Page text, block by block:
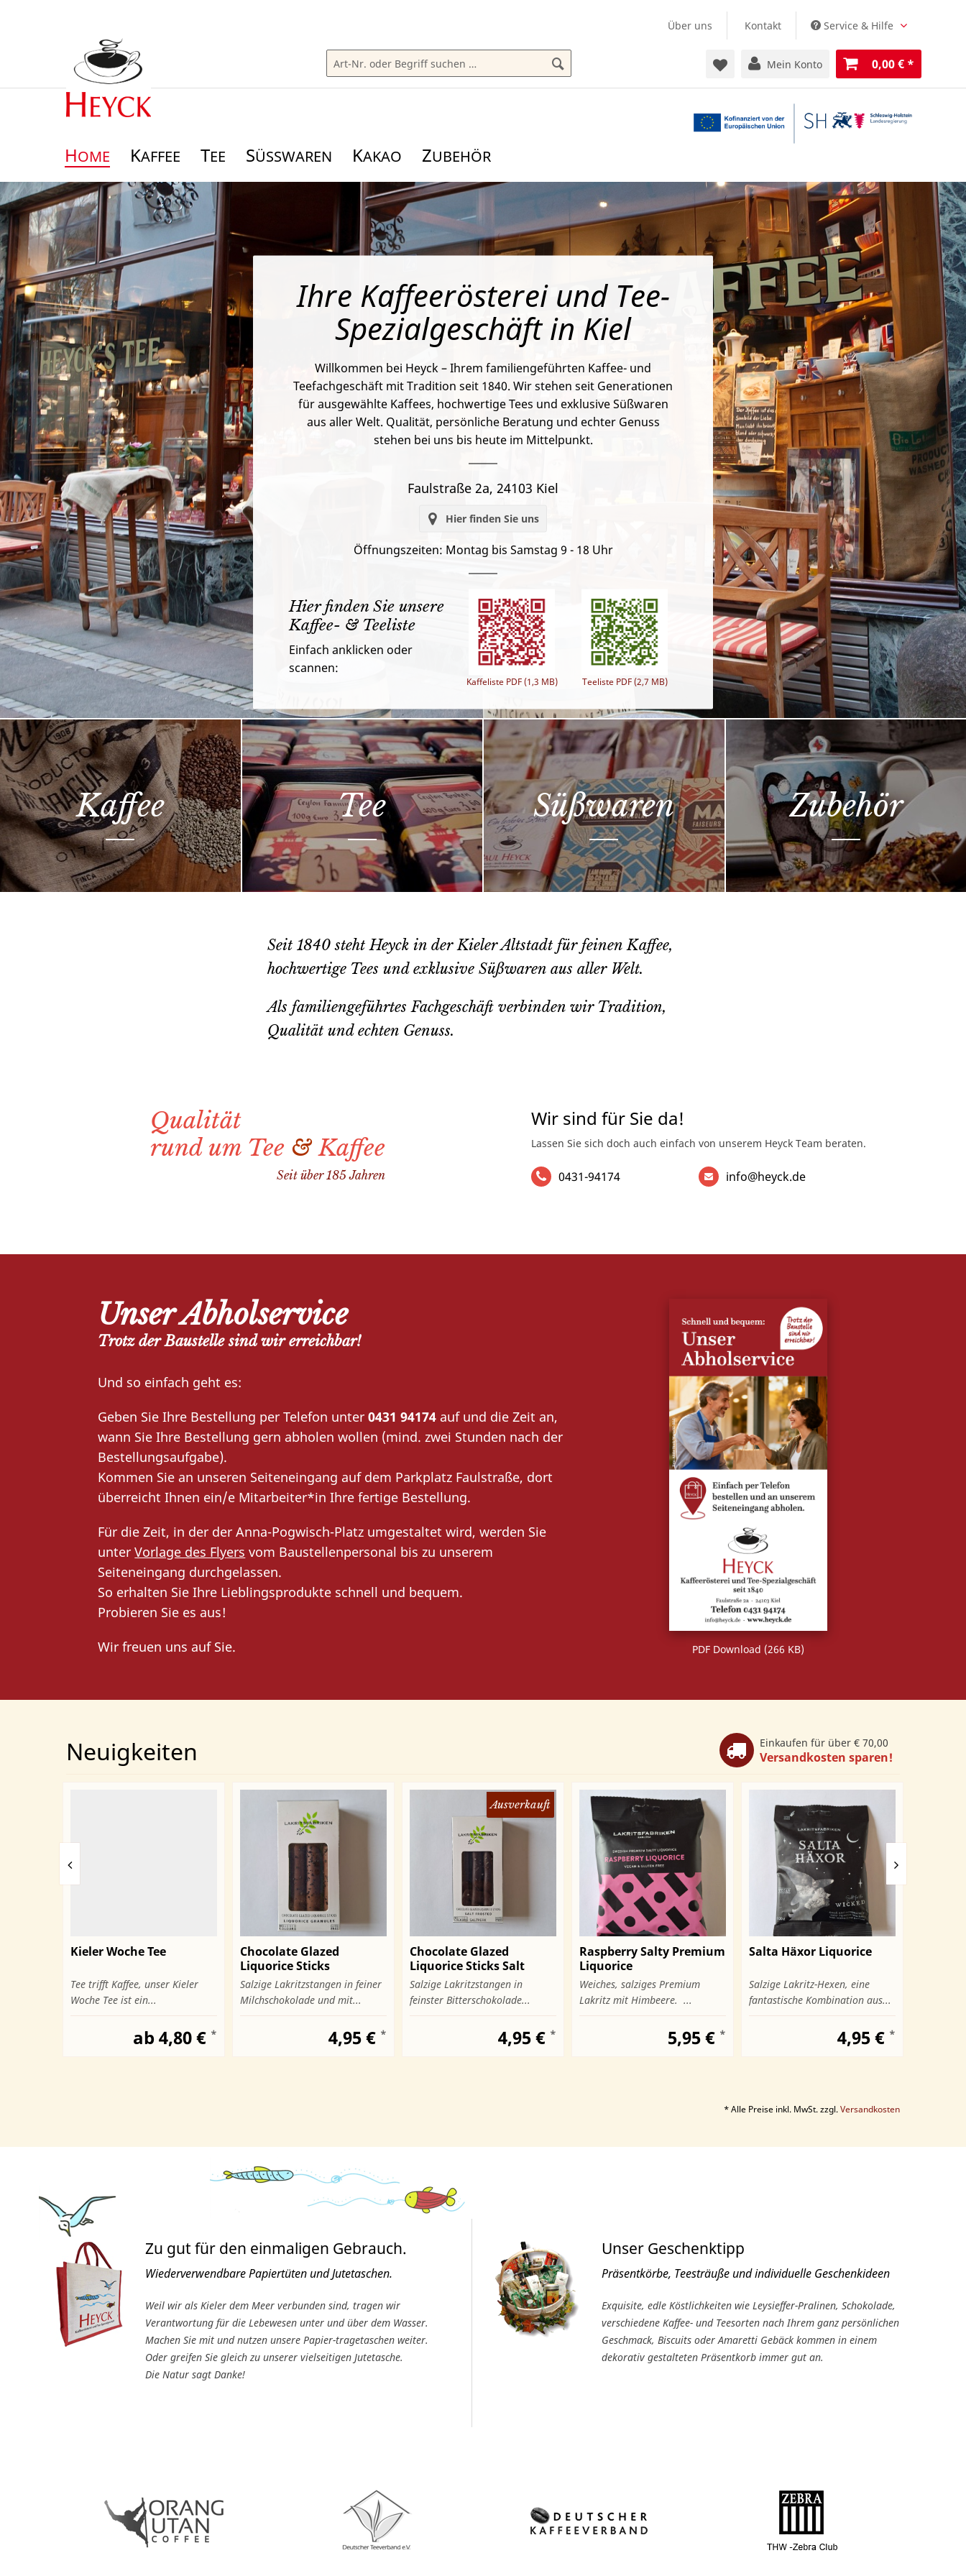
Über uns Kontakt Service & Hilfe
Mein Konto 0,00 € *
HOME KAFFEE TEE SÜSSWAREN KAKAO ZUBEHÖR
Ihre Kaffeerösterei und Tee-
Spezialgeschäft in Kiel
Willkommen bei Heyck – Ihrem familiengeführten Kaffee- und
Teefachgeschäft mit Tradition seit 1840. Wir stehen seit Generationen
für ausgewählte Kaffees, hochwertige Tees und exklusive Süßwaren
aus aller Welt. Qualität, persönliche Beratung und echter Genuss
stehen bei uns bis heute im Mittelpunkt.
Faulstraße 2a, 24103 Kiel
icon
Hier finden Sie uns
Öffnungszeiten: Montag bis Samstag 9 - 18 Uhr
Hier finden Sie unsere
Kaffee- & Teeliste
Einfach anklicken oder
scannen:
Kaffeliste PDF (1,3 MB) Teeliste PDF (2,7 MB)
Kaffee Tee Süßwaren Zubehör
Seit 1840 steht Heyck in der Kieler Altstadt für feinen Kaffee,
hochwertige Tees und exklusive Süßwaren aus aller Welt.
Als familiengeführtes Fachgeschäft verbinden wir Tradition,
Qualität und echten Genuss.
Qualität
rund um Tee &Kaffee
Seit über 185 Jahren
Wir sind für Sie da!
Lassen Sie sich doch auch einfach von unserem Heyck Team beraten.
0431-94174 info@heyck.de
Unser Abholservice
Trotz der Baustelle sind wir erreichbar!
Und so einfach geht es:
Geben Sie Ihre Bestellung per Telefon unter0431 94174 auf und die Zeit an,
wann Sie Ihre Bestellung gern abholen wollen (mind. zwei Stunden nach der
Bestellungsaufgabe).
Kommen Sie an unseren Seiteneingang auf dem Parkplatz Faulstraße, dort
überreicht Ihnen ein/e Mitarbeiter*in Ihre fertige Bestellung.
Für die Zeit, in der der Anna-Pogwisch-Platz umgestaltet wird, werden Sie
unterVorlage des Flyers vom Baustellenpersonal bis zu unserem
Seiteneingang durchgelassen.
So erhalten Sie Ihre Lieblingsprodukte schnell und bequem.
Probieren Sie es aus!
Wir freuen uns auf Sie.
PDF Download (266 KB)
Einkaufen für über € 70,00
Versandkosten sparen!
Neuigkeiten
Kieler Woche Tee
Tee trifft Kaffee, unser Kieler
Woche Tee ist ein...
ab 4,80 € *
Chocolate Glazed
Liquorice Sticks
Liquorice...
Salzige Lakritzstangen in feiner
Milchschokolade und mit...
4,95 € *
Ausverkauft
Chocolate Glazed
Liquorice Sticks Salt
Frosted
Salzige Lakritzstangen in
feinster Bitterschokolade...
4,95 € *
Raspberry Salty Premium
Liquorice
Weiches, salziges Premium
Lakritz mit Himbeere. ...
5,95 € *
Salta Häxor Liquorice
Salzige Lakritz-Hexen, eine
fantastische Kombination aus...
4,95 € *
* Alle Preise inkl. MwSt. zzgl.Versandkosten
Zu gut für den einmaligen Gebrauch.
Wiederverwendbare Papiertüten und Jutetaschen.
Weil wir als Kieler dem Meer verbunden sind, tragen wir
Verantwortung für die Lebewesen unter und über dem Wasser.
Machen Sie mit und nutzen unsere Papier-tragetaschen weiter.
Oder greifen Sie gleich zu unserer vielseitigen Jutetasche.
Die Natur sagt Danke!
Unser Geschenktipp
Präsentkörbe, Teesträuße und individuelle Geschenkideen
Exquisite, edle Köstlichkeiten wie Leysieffer-Pralinen, Schokolade,
verschiedene Kaffee- und Teesorten nach Ihrem ganz persönlichen
Geschmack, Biscuits oder Amaretti Gebäck kommen in einem
dekorativ gestalteten Präsentkorb immer gut an.